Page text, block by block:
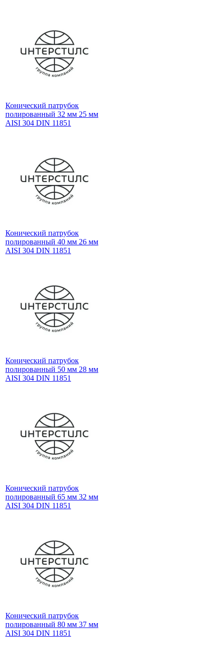
Конический патрубок
полированный 32 мм 25 мм
AISI 304 DIN 11851
Конический патрубок
полированный 40 мм 26 мм
AISI 304 DIN 11851
Конический патрубок
полированный 50 мм 28 мм
AISI 304 DIN 11851
Конический патрубок
полированный 65 мм 32 мм
AISI 304 DIN 11851
Конический патрубок
полированный 80 мм 37 мм
AISI 304 DIN 11851